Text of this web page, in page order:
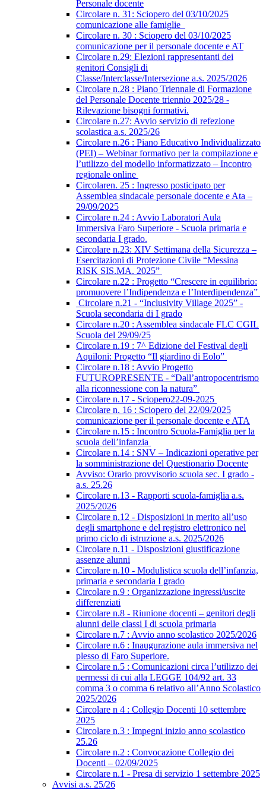
Personale docente
Circolare n. 31: Sciopero del 03/10/2025
comunicazione alle famiglie
Circolare n. 30 : Sciopero del 03/10/2025
comunicazione per il personale docente e AT
Circolare n.29: Elezioni rappresentanti dei
genitori Consigli di
Classe/Interclasse/Intersezione a.s. 2025/2026
Circolare n.28 : Piano Triennale di Formazione
del Personale Docente triennio 2025/28 -
Rilevazione bisogni formativi.
Circolare n.27: Avvio servizio di refezione
scolastica a.s. 2025/26
Circolare n.26 : Piano Educativo Individualizzato
(PEI) – Webinar formativo per la compilazione e
l’utilizzo del modello informatizzato – Incontro
regionale online
Circolaren. 25 : Ingresso posticipato per
Assemblea sindacale personale docente e Ata –
29/09/2025
Circolare n.24 : Avvio Laboratori Aula
Immersiva Faro Superiore - Scuola primaria e
secondaria I grado.
Circolare n.23: XIV Settimana della Sicurezza –
Esercitazioni di Protezione Civile “Messina
RISK SIS.MA. 2025”
Circolare n.22 : Progetto “Crescere in equilibrio:
promuovere l’Indipendenza e l’Interdipendenza”
Circolare n.21 - “Inclusivity Village 2025” -
Scuola secondaria di I grado
Circolare n.20 : Assemblea sindacale FLC CGIL
Scuola del 29/09/25
Circolare n.19 : 7^ Edizione del Festival degli
Aquiloni: Progetto “Il giardino di Eolo”
Circolare n.18 : Avvio Progetto
FUTUROPRESENTE - “Dall’antropocentrismo
alla riconnessione con la natura”
Circolare n.17 - Sciopero22-09-2025
Circolare n. 16 : Sciopero del 22/09/2025
comunicazione per il personale docente e ATA
Circolare n.15 : Incontro Scuola-Famiglia per la
scuola dell’infanzia
Circolare n.14 : SNV – Indicazioni operative per
la somministrazione del Questionario Docente
Avviso: Orario provvisorio scuola sec. I grado -
a.s. 25.26
Circolare n.13 - Rapporti scuola-famiglia a.s.
2025/2026
Circolare n.12 - Disposizioni in merito all’uso
degli smartphone e del registro elettronico nel
primo ciclo di istruzione a.s. 2025/2026
Circolare n.11 - Disposizioni giustificazione
assenze alunni
Circolare n.10 - Modulistica scuola dell’infanzia,
primaria e secondaria I grado
Circolare n.9 : Organizzazione ingressi/uscite
differenziati
Circolare n.8 - Riunione docenti – genitori degli
alunni delle classi I di scuola primaria
Circolare n.7 : Avvio anno scolastico 2025/2026
Circolare n.6 : Inaugurazione aula immersiva nel
plesso di Faro Superiore.
Circolare n.5 : Comunicazioni circa l’utilizzo dei
permessi di cui alla LEGGE 104/92 art. 33
comma 3 o comma 6 relativo all’Anno Scolastico
2025/2026
Circolare n 4 : Collegio Docenti 10 settembre
2025
Circolare n.3 : Impegni inizio anno scolastico
25.26
Circolare n.2 : Convocazione Collegio dei
Docenti – 02/09/2025
Circolare n.1 - Presa di servizio 1 settembre 2025
Avvisi a.s. 25/26